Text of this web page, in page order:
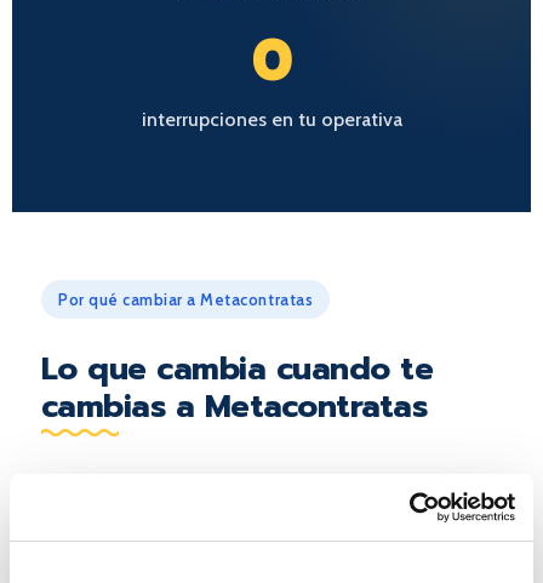
0
interrupciones en tu operativa
Por qué cambiar a Metacontratas
Lo que cambia cuando te
cambias a Metacontratas